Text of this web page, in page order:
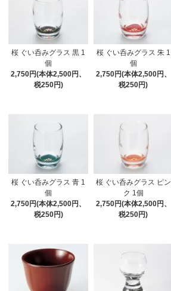
桜 ぐい呑みグラス 黒 1
個
2,750円(本体2,500円、
税250円)
桜 ぐい呑みグラス 朱 1
個
2,750円(本体2,500円、
税250円)
桜 ぐい呑みグラス 青 1
個
2,750円(本体2,500円、
税250円)
桜 ぐい呑みグラス ピン
ク 1個
2,750円(本体2,500円、
税250円)